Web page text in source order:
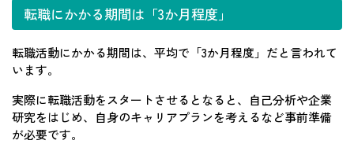
転職にかかる期間は「3か月程度」
転職活動にかかる期間は、平均で「3か月程度」だと言われて
います。
実際に転職活動をスタートさせるとなると、自己分析や企業
研究をはじめ、自身のキャリアプランを考えるなど事前準備
が必要です。